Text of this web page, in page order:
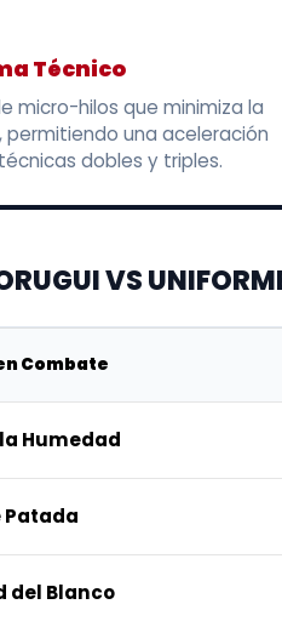
Técnico
micro-hilos que minimiza la
permitiendo una aceleración
dobles y triples.
VS
Combate
Humedad
Patada
del Blanco